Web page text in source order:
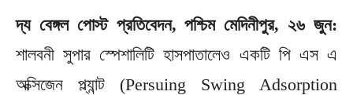
দ্য বেঙ্গল পোস্ট প্রতিবেদন, পশ্চিম মেদিনীপুর, ২৬ জুন:
শালবনী সুপার স্পেশালিটি হাসপাতালেও একটি পি এস এ
অক্সিজেন প্ল্যান্ট (Persuing Swing Adsorption